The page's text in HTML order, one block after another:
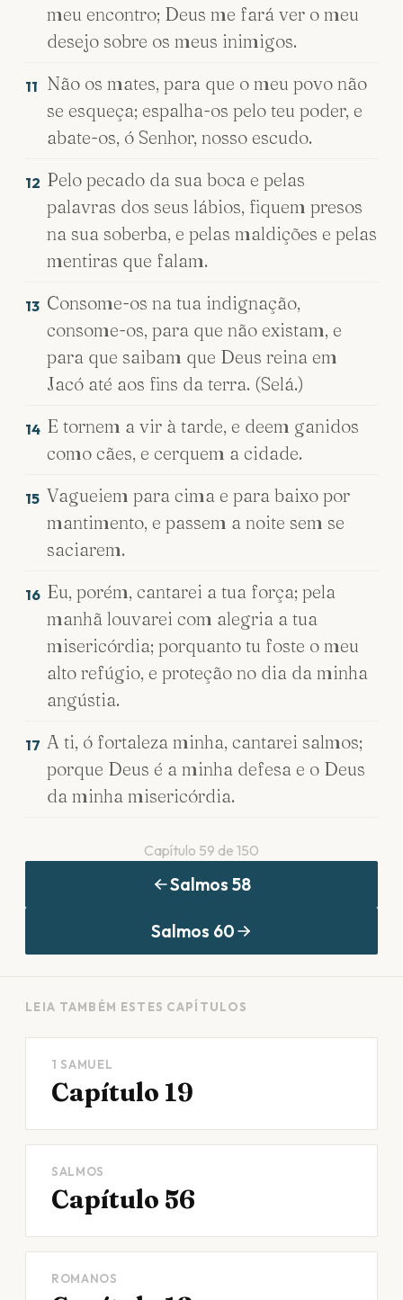
meu encontro; Deus me fará ver o meu
desejo sobre os meus inimigos.
11 Não os mates, para que o meu povo não
se esqueça; espalha-os pelo teu poder, e
abate-os, ó Senhor, nosso escudo.
12 Pelo pecado da sua boca e pelas
palavras dos seus lábios, fiquem presos
na sua soberba, e pelas maldições e pelas
mentiras que falam.
13 Consome-os na tua indignação,
consome-os, para que não existam, e
para que saibam que Deus reina em
Jacó até aos fins da terra. (Selá.)
14 E tornem a vir à tarde, e deem ganidos
como cães, e cerquem a cidade.
15 Vagueiem para cima e para baixo por
mantimento, e passem a noite sem se
saciarem.
16 Eu, porém, cantarei a tua força; pela
manhã louvarei com alegria a tua
misericórdia; porquanto tu foste o meu
alto refúgio, e proteção no dia da minha
angústia.
17 A ti, ó fortaleza minha, cantarei salmos;
porque Deus é a minha defesa e o Deus
da minha misericórdia.
Capítulo 59 de 150
Salmos 58
Salmos 60
LEIA TAMBÉM ESTES CAPÍTULOS
1 SAMUEL
Capítulo 19
SALMOS
Capítulo 56
ROMANOS